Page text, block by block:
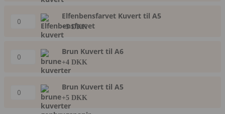
Elfenbensfarvet Kuvert til A5
+5 DKK
Brun Kuvert til A6
+4 DKK
Brun Kuvert til A5
+5 DKK